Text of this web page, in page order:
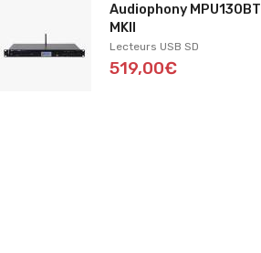
Audiophony MPU130BT
MKII
Lecteurs USB SD
519,00€